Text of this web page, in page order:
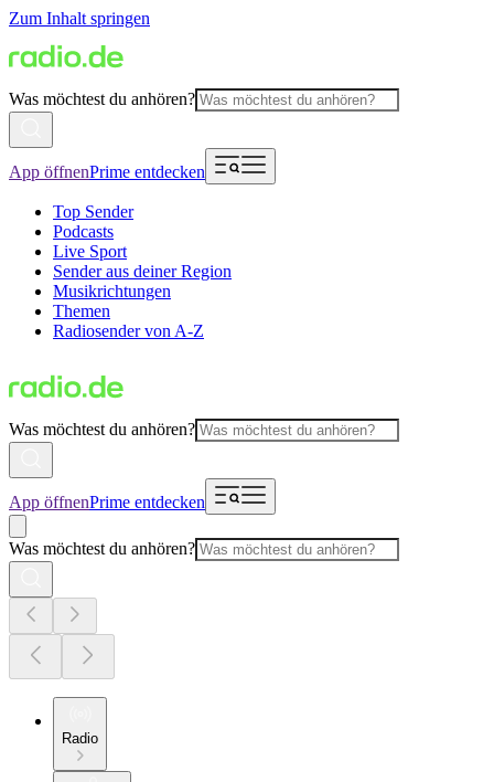
Zum Inhalt springen
Was möchtest du anhören?
App öffnenPrime entdecken
Top Sender
Podcasts
Live Sport
Sender aus deiner Region
Musikrichtungen
Themen
Radiosender von A-Z
Was möchtest du anhören?
App öffnenPrime entdecken
Was möchtest du anhören?
Radio